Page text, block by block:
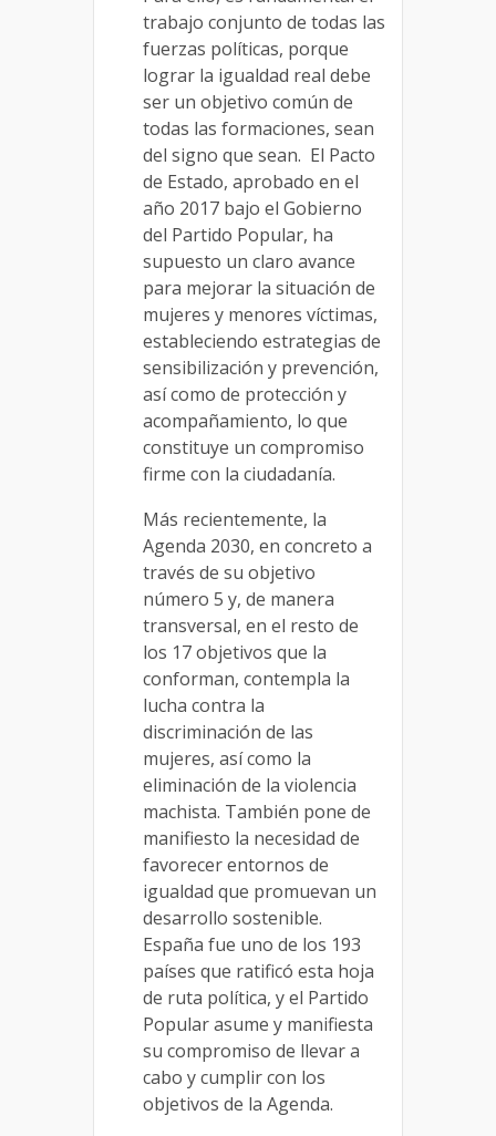
trabajo conjunto de todas las
fuerzas políticas, porque
lograr la igualdad real debe
ser un objetivo común de
todas las formaciones, sean
del signo que sean. El Pacto
de Estado, aprobado en el
año 2017 bajo el Gobierno
del Partido Popular, ha
supuesto un claro avance
para mejorar la situación de
mujeres y menores víctimas,
estableciendo estrategias de
sensibilización y prevención,
así como de protección y
acompañamiento, lo que
constituye un compromiso
firme con la ciudadanía.
Más recientemente, la
Agenda 2030, en concreto a
través de su objetivo
número 5 y, de manera
transversal, en el resto de
los 17 objetivos que la
conforman, contempla la
lucha contra la
discriminación de las
mujeres, así como la
eliminación de la violencia
machista. También pone de
manifiesto la necesidad de
favorecer entornos de
igualdad que promuevan un
desarrollo sostenible.
España fue uno de los 193
países que ratificó esta hoja
de ruta política, y el Partido
Popular asume y manifiesta
su compromiso de llevar a
cabo y cumplir con los
objetivos de la Agenda.